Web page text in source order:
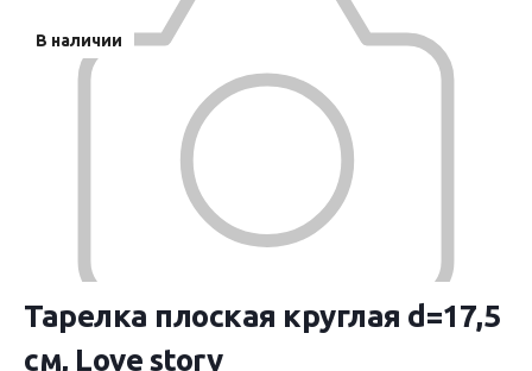
В наличии
Тарелка плоская круглая d=17,5
см, Love story